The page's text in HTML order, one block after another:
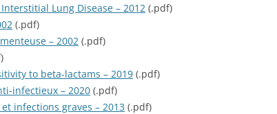
Lung Disease – 2012 (.pdf)
(.pdf)
– 2002 (.pdf)
to beta-lactams – 2019 (.pdf)
infectieux – 2020 (.pdf)
infections graves – 2013 (.pdf)